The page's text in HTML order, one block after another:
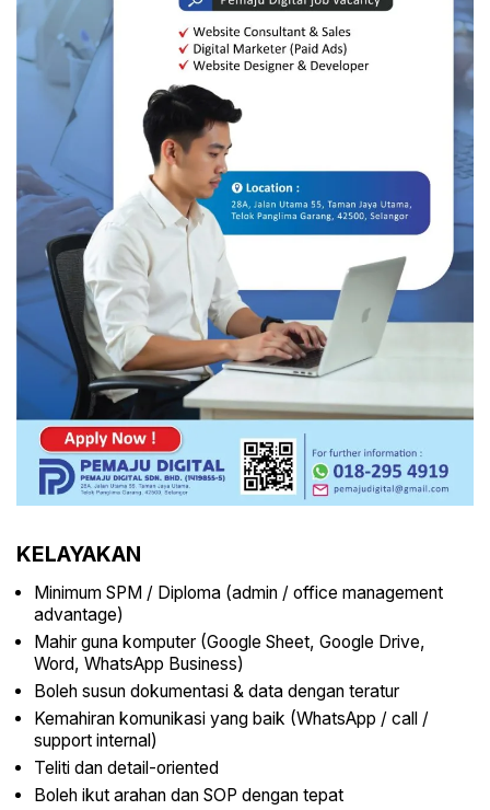
KELAYAKAN
Minimum SPM / Diploma (admin / office management
advantage)
Mahir guna komputer (Google Sheet, Google Drive,
Word, WhatsApp Business)
Boleh susun dokumentasi & data dengan teratur
Kemahiran komunikasi yang baik (WhatsApp / call /
support internal)
Teliti dan detail-oriented
Boleh ikut arahan dan SOP dengan tepat